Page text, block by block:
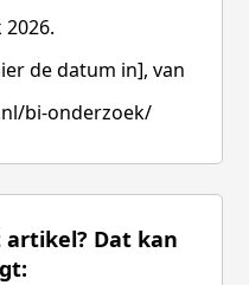
de datum in], van
bi-onderzoek/
Dat kan